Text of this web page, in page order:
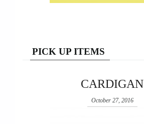
PICK UP ITEMS
CARDIGAN
October 27, 2016